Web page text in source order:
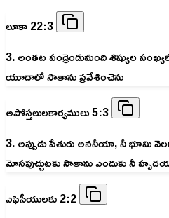
లూకా 22:3
3. అంతట పండ్రెండుమంది శిష్యుల
యూదాలో సాతాను ప్రవేశించెను
అపోస్తలులకార్యములు 5:3
3. అప్పుడు పేతురు అననీయా, నీ భూమి
మోసపుచ్చుటకు సాతాను ఎందుకు నీ
ఎఫెసీయులకు 2:2